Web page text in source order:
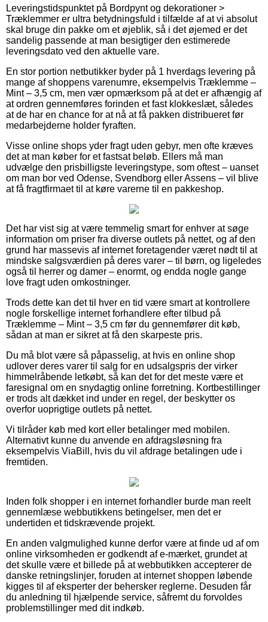
Leveringstidspunktet på Bordpynt og dekorationer >
Træklemmer er ultra betydningsfuld i tilfælde af at vi absolut
skal bruge din pakke om et øjeblik, så i det øjemed er det
sandelig passende at man besigtiger den estimerede
leveringsdato ved den aktuelle vare.
En stor portion netbutikker byder på 1 hverdags levering på
mange af shoppens varenumre, eksempelvis Træklemme –
Mint – 3,5 cm, men vær opmærksom på at det er afhængig af
at ordren gennemføres forinden et fast klokkeslæt, således
at de har en chance for at nå at få pakken distribueret før
medarbejderne holder fyraften.
Visse online shops yder fragt uden gebyr, men ofte kræves
det at man køber for et fastsat beløb. Ellers må man
udvælge den prisbilligste leveringstype, som oftest – uanset
om man bor ved Odense, Svendborg eller Assens – vil blive
at få fragtfirmaet til at køre varerne til en pakkeshop.
Det har vist sig at være temmelig smart for enhver at søge
information om priser fra diverse outlets på nettet, og af den
grund har massevis af internet foretagender været nødt til at
mindske salgsværdien på deres varer – til børn, og ligeledes
også til herrer og damer – enormt, og endda nogle gange
love fragt uden omkostninger.
Trods dette kan det til hver en tid være smart at kontrollere
nogle forskellige internet forhandlere efter tilbud på
Træklemme – Mint – 3,5 cm før du gennemfører dit køb,
sådan at man er sikret at få den skarpeste pris.
Du må blot være så påpasselig, at hvis en online shop
udlover deres varer til salg for en udsalgspris der virker
himmelråbende letkøbt, så kan det for det meste være et
faresignal om en snydagtig online forretning. Kortbestillinger
er trods alt dækket ind under en regel, der beskytter os
overfor uoprigtige outlets på nettet.
Vi tilråder køb med kort eller betalinger med mobilen.
Alternativt kunne du anvende en afdragsløsning fra
eksempelvis ViaBill, hvis du vil afdrage betalingen ude i
fremtiden.
Inden folk shopper i en internet forhandler burde man reelt
gennemlæse webbutikkens betingelser, men det er
undertiden et tidskrævende projekt.
En anden valgmulighed kunne derfor være at finde ud af om
online virksomheden er godkendt af e-mærket, grundet at
det skulle være et billede på at webbutikken accepterer de
danske retningslinjer, foruden at internet shoppen løbende
kigges til af eksperter der behersker reglerne. Desuden får
du anledning til hjælpende service, såfremt du forvoldes
problemstillinger med dit indkøb.